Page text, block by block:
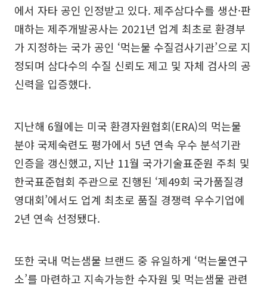
에서 자타 공인 인정받고 있다. 제주삼다수를 생산·판
매하는 제주개발공사는 2021년 업계 최초로 환경부
가 지정하는 국가 공인 ‘먹는물 수질검사기관’으로 지
정되며 삼다수의 수질 신뢰도 제고 및 자체 검사의 공
신력을 입증했다.
지난해 6월에는 미국 환경자원협회(ERA)의 먹는물
분야 국제숙련도 평가에서 5년 연속 우수 분석기관
인증을 갱신했고, 지난 11월 국가기술표준원 주최 및
한국표준협회 주관으로 진행된 ‘제49회 국가품질경
영대회’에서도 업계 최초로 품질 경쟁력 우수기업에
2년 연속 선정됐다.
또한 국내 먹는샘물 브랜드 중 유일하게 ‘먹는물연구
소’를 마련하고 지속가능한 수자원 및 먹는샘물 관련